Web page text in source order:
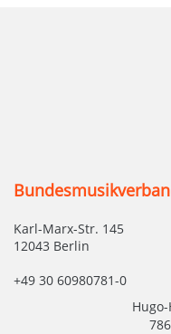
Karl-Marx-Str. 145
12043 Berlin
+49 30 60980781-0